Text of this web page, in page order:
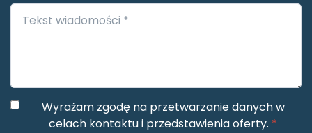
Wyrażam zgodę na przetwarzanie danych w
celach kontaktu i przedstawienia oferty. *